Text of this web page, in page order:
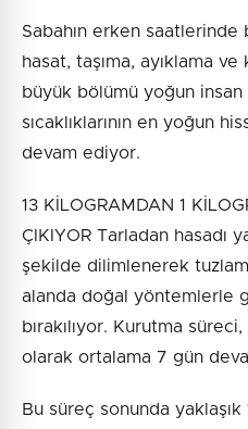
Sabahın erken saatlerinde
hasat, taşıma, ayıklama
büyük bölümü yoğun
sıcaklıklarının en yoğun
devam ediyor.
13 KİLOGRAMDAN 1
ÇIKIYOR Tarladan hasadı
şekilde dilimlenerek
alanda doğal yöntemlerle
bırakılıyor. Kurutma
olarak ortalama 7 gün
Bu süreç sonunda